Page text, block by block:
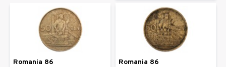
Romania 86 Romania 86